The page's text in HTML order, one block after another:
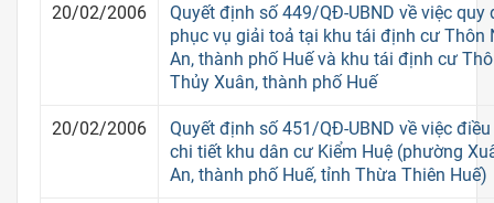
20/02/2006
Quyết định số 449/QĐ-UBND về việc
phục vụ giải toả tại khu tái định cư Thôn
An, thành phố Huế và khu tái định cư
Thủy Xuân, thành phố Huế
20/02/2006
Quyết định số 451/QĐ-UBND về việc
chi tiết khu dân cư Kiểm Huệ (phường
An, thành phố Huế, tỉnh Thừa Thiên Huế)